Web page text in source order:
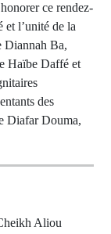
ce rendez-
l’unité de la
Diannah Ba,
Haïbe Daffé et
des
Diafar Douma,
Aliou